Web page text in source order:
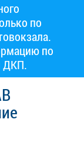
по
по
ДКП.